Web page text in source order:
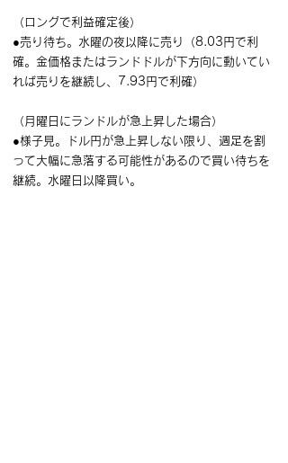
（ロングで利益確定後）
●売り待ち。水曜の夜以降に売り（8.03円で利
確。金価格またはランドドルが下方向に動いてい
れば売りを継続し、7.93円で利確）
（月曜日にランドルが急上昇した場合）
●様子見。ドル円が急上昇しない限り、週足を割
って大幅に急落する可能性があるので買い待ちを
継続。水曜日以降買い。